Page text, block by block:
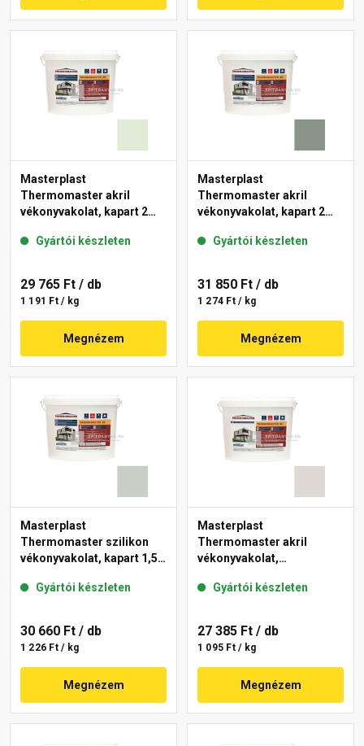
Masterplast
Thermomaster akril
vékonyvakolat, kapart 2
Gyártói készleten
29 765 Ft / db
1 191 Ft / kg
Megnézem
Masterplast
Thermomaster akril
vékonyvakolat, kapart 2
Gyártói készleten
31 850 Ft / db
1 274 Ft / kg
Megnézem
Masterplast
Thermomaster szilikon
vékonyvakolat, kapart 1,5
Gyártói készleten
30 660 Ft / db
1 226 Ft / kg
Megnézem
Masterplast
Thermomaster akril
vékonyvakolat,
45-E 25 kg
Gyártói készleten
27 385 Ft / db
1 095 Ft / kg
Megnézem